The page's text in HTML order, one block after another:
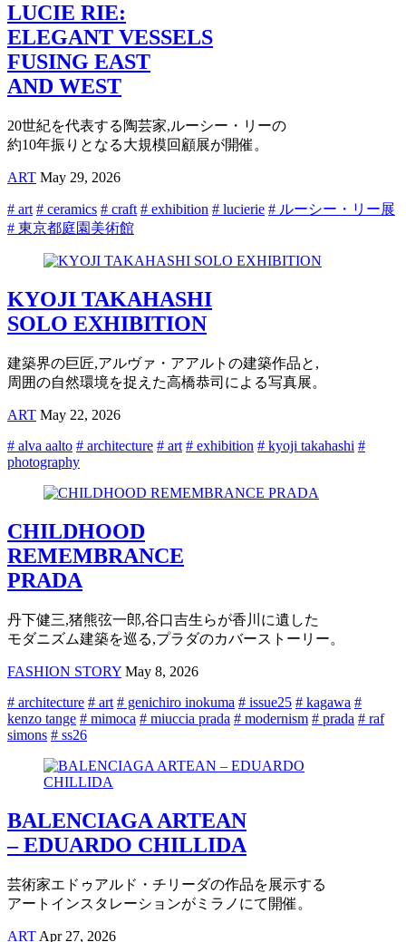
LUCIE RIE:
ELEGANT VESSELS
FUSING EAST
AND WEST
20世紀を代表する陶芸家,ルーシー・リーの
約10年振りとなる大規模回顧展が開催。
ART May 29, 2026
# art # ceramics # craft # exhibition # lucierie # ルーシー・リー展
# 東京都庭園美術館
KYOJI TAKAHASHI
SOLO EXHIBITION
建築界の巨匠,アルヴァ・アアルトの建築作品と,
周囲の自然環境を捉えた高橋恭司による写真展。
ART May 22, 2026
# alva aalto # architecture # art # exhibition # kyoji takahashi #
photography
CHILDHOOD
REMEMBRANCE
PRADA
丹下健三,猪熊弦一郎,谷口吉生らが香川に遺した
モダニズム建築を巡る,プラダのカバーストーリー。
FASHION STORY May 8, 2026
# architecture # art # genichiro inokuma # issue25 # kagawa #
kenzo tange # mimoca # miuccia prada # modernism # prada # raf
simons # ss26
BALENCIAGA ARTEAN
– EDUARDO CHILLIDA
芸術家エドゥアルド・チリーダの作品を展示する
アートインスタレーションがミラノにて開催。
ART Apr 27, 2026